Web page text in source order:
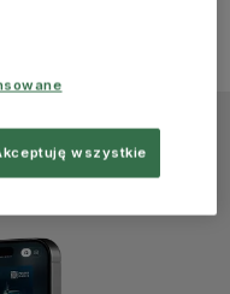
wszystkie